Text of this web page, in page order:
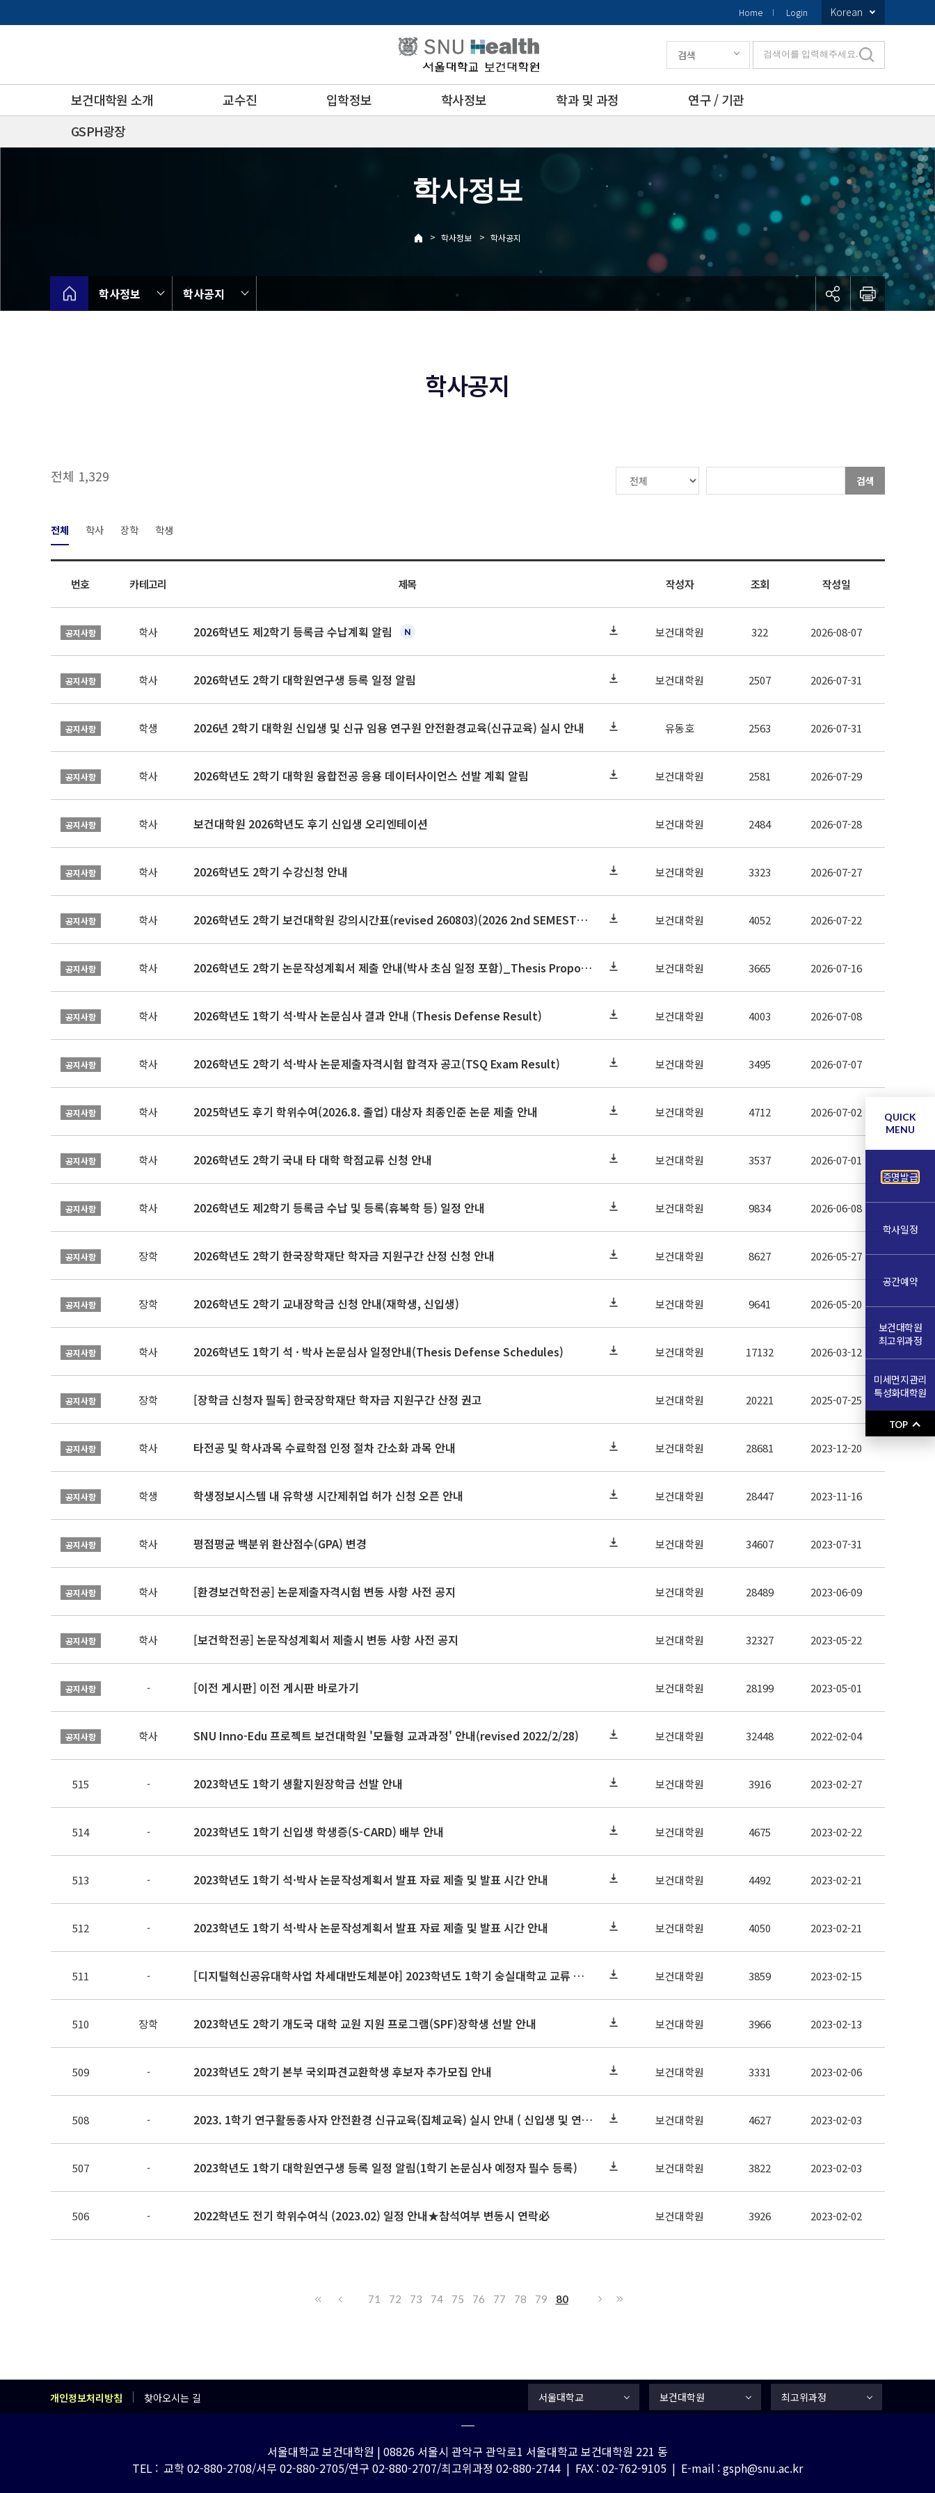
로
Home Login Korean
보건대학원 소개 교수진 입학정보 학사정보 학과 및 과정
연구 / 기관
GSPH광장
검색 검색어를 입력해주세요.
학사정보
> 학사정보 > 학사공지
학사정보 학사공지
학사공지
전체 1,329 검색
전체 학사 장학 학생
번호 카테고리 제목 작성자 조회 작성일
공지사항 학사 2026학년도 제2학기 등록금 수납계획 알림 보건대학원 322 2026-08-07
공지사항 학사 2026학년도 2학기 대학원연구생 등록 일정 알림 보건대학원 2507 2026-07-31
공지사항 학생 2026년 2학기 대학원 신입생 및 신규 임용 연구원 안전환경교육(신규교육) 실시 안내 유동호 2563 2026-07-31
공지사항 학사 2026학년도 2학기 대학원 융합전공 응용 데이터사이언스 선발 계획 알림 보건대학원 2581 2026-07-29
공지사항 학사 보건대학원 2026학년도 후기 신입생 오리엔테이션 보건대학원 2484 2026-07-28
공지사항 학사 2026학년도 2학기 수강신청 안내 보건대학원 3323 2026-07-27
공지사항 학사 2026학년도 2학기 보건대학원 강의시간표(revised 260803)(2026 2nd SEMESTER SNU GSPH TIMETABLE) 보건대학원 4052 2026-07-22
공지사항 학사 2026학년도 2학기 논문작성계획서 제출 안내(박사 초심 일정 포함)_Thesis Proposal 보건대학원 3665 2026-07-16
공지사항 학사 2026학년도 1학기 석·박사 논문심사 결과 안내 (Thesis Defense Result) 보건대학원 4003 2026-07-08
공지사항 학사 2026학년도 2학기 석·박사 논문제출자격시험 합격자 공고(TSQ Exam Result) 보건대학원 3495 2026-07-07
공지사항 학사 2025학년도 후기 학위수여(2026.8. 졸업) 대상자 최종인준 논문 제출 안내 보건대학원 4712 2026-07-02
공지사항 학사 2026학년도 2학기 국내 타 대학 학점교류 신청 안내 보건대학원 3537 2026-07-01
공지사항 학사 2026학년도 제2학기 등록금 수납 및 등록(휴복학 등) 일정 안내 보건대학원 9834 2026-06-08
공지사항 장학 2026학년도 2학기 한국장학재단 학자금 지원구간 산정 신청 안내 보건대학원 8627 2026-05-27
공지사항 장학 2026학년도 2학기 교내장학금 신청 안내(재학생, 신입생) 보건대학원 9641 2026-05-20
공지사항 학사 2026학년도 1학기 석 · 박사 논문심사 일정안내(Thesis Defense Schedules) 보건대학원 17132 2026-03-12
공지사항 장학 [장학금 신청자 필독] 한국장학재단 학자금 지원구간 산정 권고 보건대학원 20221 2025-07-25
공지사항 학사 타전공 및 학사과목 수료학점 인정 절차 간소화 과목 안내 보건대학원 28681 2023-12-20
공지사항 학생 학생정보시스템 내 유학생 시간제취업 허가 신청 오픈 안내 보건대학원 28447 2023-11-16
공지사항 학사 평점평균 백분위 환산점수(GPA) 변경 보건대학원 34607 2023-07-31
공지사항 학사 [환경보건학전공] 논문제출자격시험 변동 사항 사전 공지 보건대학원 28489 2023-06-09
공지사항 학사 [보건학전공] 논문작성계획서 제출시 변동 사항 사전 공지 보건대학원 32327 2023-05-22
공지사항 - [이전 게시판] 이전 게시판 바로가기 보건대학원 28199 2023-05-01
공지사항 학사 SNU Inno-Edu 프로젝트 보건대학원 '모듈형 교과과정' 안내(revised 2022/2/28) 보건대학원 32448 2022-02-04
515 - 2023학년도 1학기 생활지원장학금 선발 안내 보건대학원 3916 2023-02-27
514 - 2023학년도 1학기 신입생 학생증(S-CARD) 배부 안내 보건대학원 4675 2023-02-22
513 - 2023학년도 1학기 석·박사 논문작성계획서 발표 자료 제출 및 발표 시간 안내 보건대학원 4492 2023-02-21
512 - 2023학년도 1학기 석·박사 논문작성계획서 발표 자료 제출 및 발표 시간 안내 보건대학원 4050 2023-02-21
511 - [디지털혁신공유대학사업 차세대반도체분야] 2023학년도 1학기 숭실대학교 교류 수학 안내 보건대학원 3859 2023-02-15
510 장학 2023학년도 2학기 개도국 대학 교원 지원 프로그램(SPF)장학생 선발 안내 보건대학원 3966 2023-02-13
509 - 2023학년도 2학기 본부 국외파견교환학생 후보자 추가모집 안내 보건대학원 3331 2023-02-06
508 - 2023. 1학기 연구활동종사자 안전환경 신규교육(집체교육) 실시 안내 ( 신입생 및 연구원 필수) 보건대학원 4627 2023-02-03
507 - 2023학년도 1학기 대학원연구생 등록 일정 알림(1학기 논문심사 예정자 필수 등록) 보건대학원 3822 2023-02-03
506 - 2022학년도 전기 학위수여식 (2023.02) 일정 안내★참석여부 변동시 연락必 보건대학원 3926 2023-02-02
71 72 73 74 75 76 77 78 79 80
개인정보처리방침 찾아오시는 길 서울대학교 보건대학원 최고위과정
서울대학교 보건대학원 | 08826 서울시 관악구 관악로1 서울대학교 보건대학원 221 동
TEL : 교학 02-880-2708/서무 02-880-2705/연구 02-880-2707/최고위과정 02-880-2744 | FAX : 02-762-9105 | E-mail : gsph@snu.ac.kr
QUICK
MENU
증명발급
학사일정
공간예약
보건대학원
최고위과정
미세먼지관리
특성화대학원
TOP